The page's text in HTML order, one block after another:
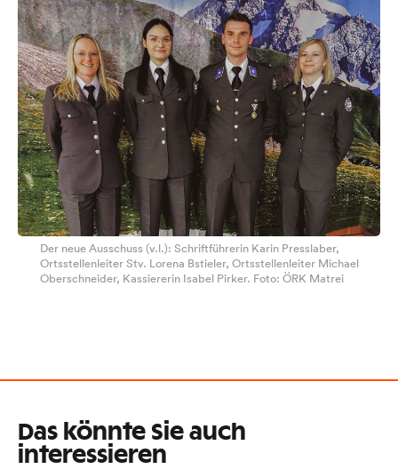
Der neue Ausschuss (v.l.): Schriftführerin Karin Presslaber,
Ortsstellenleiter Stv. Lorena Bstieler, Ortsstellenleiter Michael
Oberschneider, Kassiererin Isabel Pirker. Foto: ÖRK Matrei
Das könnte Sie auch
interessieren